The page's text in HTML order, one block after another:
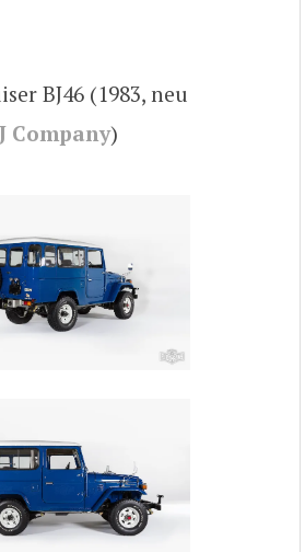
BJ46 (1983, neu
Company)